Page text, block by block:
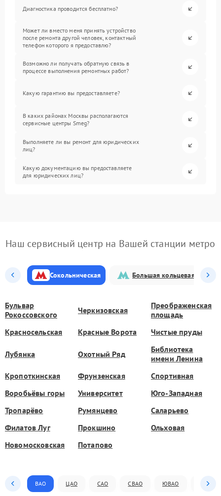
Диагностика проводится бесплатно?
Может ли вместо меня принять устройство
после ремонта другой человек, контактный
телефон которого я предоставлю?
Возможно ли получать обратную связь в
процессе выполнения ремонтных работ?
Какую гарантию вы предоставляете?
В каких районах Москвы располагаются
сервисные центры Smeg?
Выполняете ли вы ремонт для юридических
лиц?
Какую документацию вы предоставляете
для юридических лиц?
Наш сервисный центр на Вашей станции метро
Сокольническая Большая кольцевая
Бульвар
Рокоссовского
Черкизовская
Преображенская
площадь
Красносельская
Красные Ворота Чистые пруды
Лубянка Охотный Ряд
Библиотека
имени Ленина
Кропоткинская
Фрунзенская
Спортивная
Воробьёвы горы
Университет
Юго-Западная
Тропарёво
Румянцево
Саларьево
Филатов Луг
Прокшино
Ольховая
Новомосковская
Потапово
ВАО ЦАО САО СВАО ЮВАО ЮАО